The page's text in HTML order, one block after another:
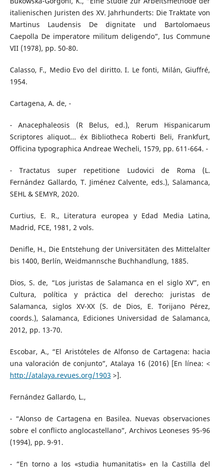
italienischen Juristen des XV. Jahrhunderts: Die Traktate von
Martinus Laudensis De dignitate und Bartolomaeus
Caepolla De imperatore militum deligendo”, Ius Commune
VII (1978), pp. 50-80.
Calasso, F., Medio Evo del diritto. I. Le fonti, Milán, Giuffré,
1954.
Cartagena, A. de, -
- Anacephaleosis (R Belus, ed.), Rerum Hispanicarum
Scriptores aliquot... éx Bibliotheca Roberti Beli, Frankfurt,
Officina typographica Andreae Wecheli, 1579, pp. 611-664. -
- Tractatus super repetitione Ludovici de Roma (L.
Fernández Gallardo, T. Jiménez Calvente, eds.), Salamanca,
SEHL & SEMYR, 2020.
Curtius, E. R., Literatura europea y Edad Media Latina,
Madrid, FCE, 1981, 2 vols.
Denifle, H., Die Entstehung der Universitäten des Mittelalter
bis 1400, Berlín, Weidmannsche Buchhandlung, 1885.
Dios, S. de, “Los juristas de Salamanca en el siglo XV”, en
Cultura, política y práctica del derecho: juristas de
Salamanca, siglos XV-XX (S. de Dios, E. Torijano Pérez,
coords.), Salamanca, Ediciones Universidad de Salamanca,
2012, pp. 13-70.
Escobar, A., “El Aristóteles de Alfonso de Cartagena: hacia
una valoración de conjunto”, Atalaya 16 (2016) [En línea: <
http://atalaya.revues.org/1903 >].
Fernández Gallardo, L.,
- “Alonso de Cartagena en Basilea. Nuevas observaciones
sobre el conflicto anglocastellano”, Archivos Leoneses 95-96
(1994), pp. 9-91.
- “En torno a los «studia humanitatis» en la Castilla del